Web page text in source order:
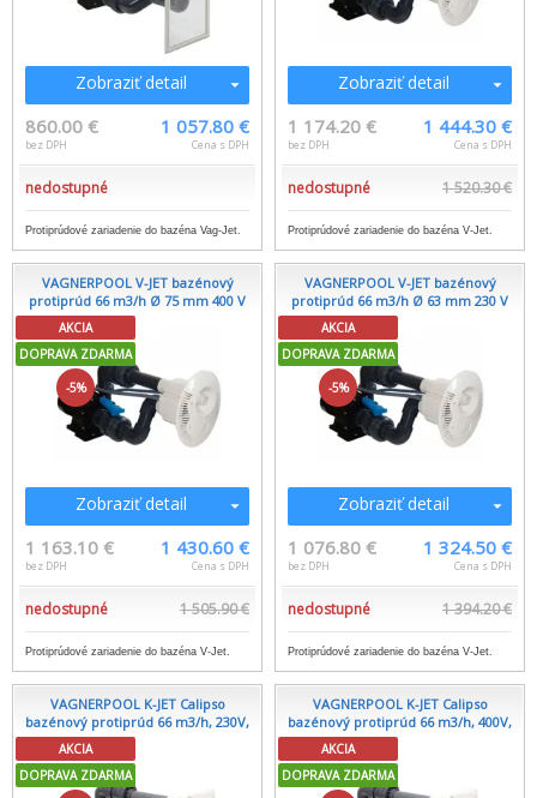
Zobraziť detail
860.00 €
bez DPH
1 057.80 €
Cena s DPH
nedostupné
Protiprúdové zariadenie do bazéna Vag-Jet.
Zobraziť detail
1 174.20 €
bez DPH
1 444.30 €
Cena s DPH
nedostupné 1 520.30 €
Protiprúdové zariadenie do bazéna V-Jet.
VAGNERPOOL V-JET bazénový
protiprúd 66 m3/h Ø 75 mm 400 V
AKCIA
DOPRAVA ZDARMA
-5%
Zobraziť detail
1 163.10 €
bez DPH
1 430.60 €
Cena s DPH
nedostupné 1 505.90 €
Protiprúdové zariadenie do bazéna V-Jet.
VAGNERPOOL V-JET bazénový
protiprúd 66 m3/h Ø 63 mm 230 V
AKCIA
DOPRAVA ZDARMA
-5%
Zobraziť detail
1 076.80 €
bez DPH
1 324.50 €
Cena s DPH
nedostupné 1 394.20 €
Protiprúdové zariadenie do bazéna V-Jet.
VAGNERPOOL K-JET Calipso
bazénový protiprúd 66 m3/h, 230V,
AKCIA
DOPRAVA ZDARMA
VAGNERPOOL K-JET Calipso
bazénový protiprúd 66 m3/h, 400V,
AKCIA
DOPRAVA ZDARMA